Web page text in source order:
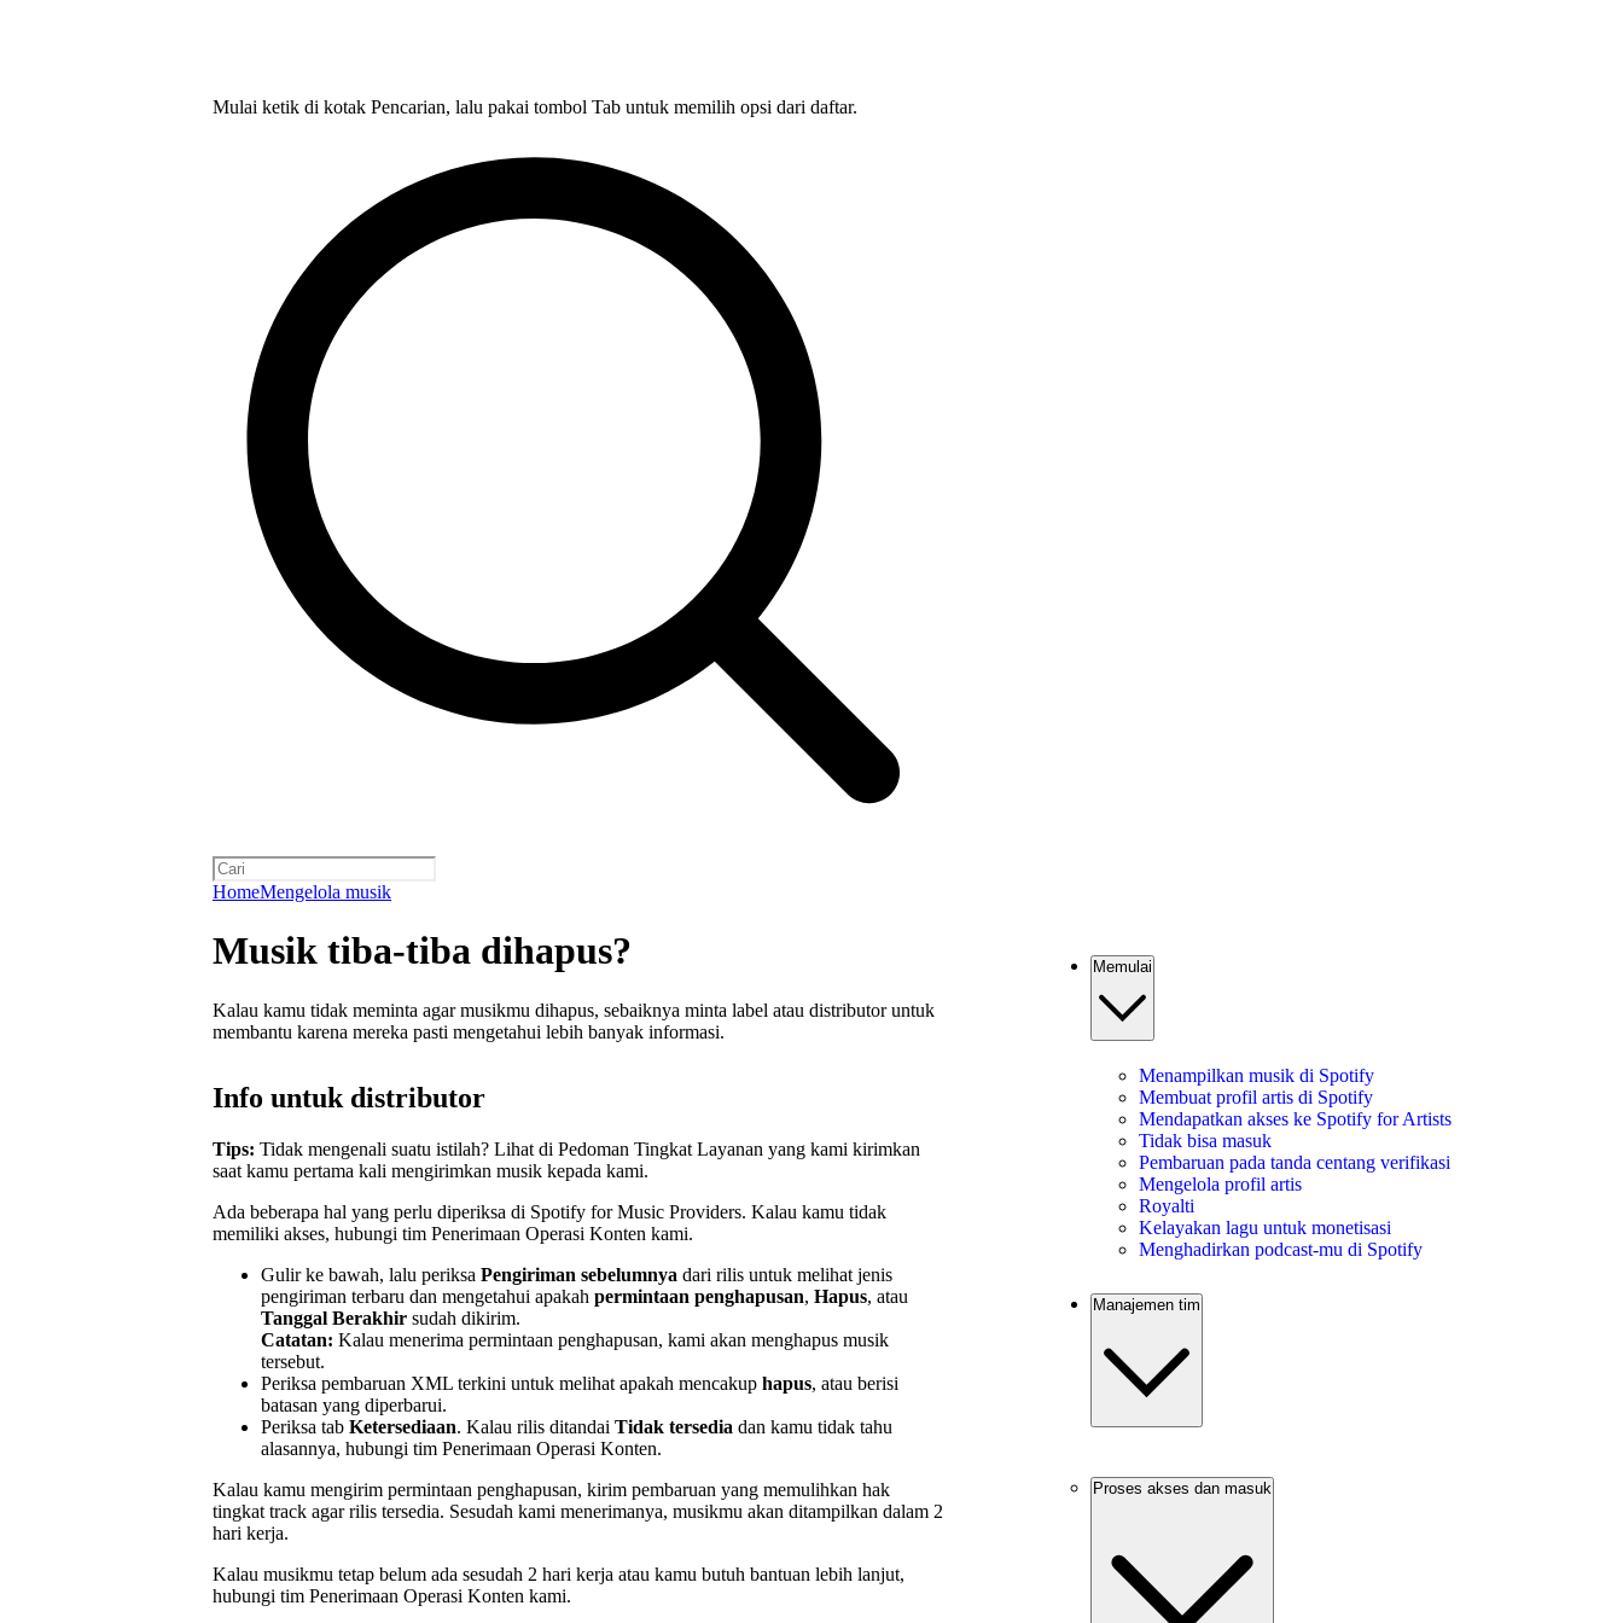
Mulai ketik di kotak Pencarian, lalu pakai tombol Tab untuk memilih opsi dari daftar.
HomeMengelola musik
Musik tiba-tiba dihapus?
Kalau kamu tidak meminta agar musikmu dihapus, sebaiknya minta label atau distributor untuk
membantu karena mereka pasti mengetahui lebih banyak informasi.
Info untuk distributor
Tips: Tidak mengenali suatu istilah? Lihat di Pedoman Tingkat Layanan yang kami kirimkan
saat kamu pertama kali mengirimkan musik kepada kami.
Ada beberapa hal yang perlu diperiksa di Spotify for Music Providers. Kalau kamu tidak
memiliki akses, hubungi tim Penerimaan Operasi Konten kami.
Gulir ke bawah, lalu periksa Pengiriman sebelumnya dari rilis untuk melihat jenis
pengiriman terbaru dan mengetahui apakah permintaan penghapusan, Hapus, atau
Tanggal Berakhir sudah dikirim.
Catatan: Kalau menerima permintaan penghapusan, kami akan menghapus musik
tersebut.
Periksa pembaruan XML terkini untuk melihat apakah mencakup hapus, atau berisi
batasan yang diperbarui.
Periksa tab Ketersediaan. Kalau rilis ditandai Tidak tersedia dan kamu tidak tahu
alasannya, hubungi tim Penerimaan Operasi Konten.
Kalau kamu mengirim permintaan penghapusan, kirim pembaruan yang memulihkan hak
tingkat track agar rilis tersedia. Sesudah kami menerimanya, musikmu akan ditampilkan dalam 2
hari kerja.
Kalau musikmu tetap belum ada sesudah 2 hari kerja atau kamu butuh bantuan lebih lanjut,
hubungi tim Penerimaan Operasi Konten kami.
Memulai
Menampilkan musik di Spotify
Membuat profil artis di Spotify
Mendapatkan akses ke Spotify for Artists
Tidak bisa masuk
Pembaruan pada tanda centang verifikasi
Mengelola profil artis
Royalti
Kelayakan lagu untuk monetisasi
Menghadirkan podcast-mu di Spotify
Manajemen tim
Proses akses dan masuk